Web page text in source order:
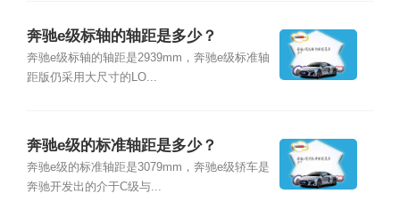
奔驰e级标轴的轴距是多少？
奔驰e级标轴的轴距是2939mm，奔驰e级标准轴
距版仍采用大尺寸的LO...
奔驰e级的标准轴距是多少？
奔驰e级的标准轴距是3079mm，奔驰e级轿车是
奔驰开发出的介于C级与...